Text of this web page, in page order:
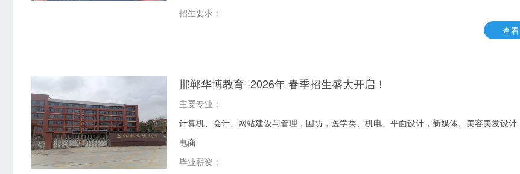
招生要求：
查看
邯郸华博教育 ·2026年 春季招生盛大开启！
主要专业：
计算机、会计、网站建设与管理，国防，医学类、机电、平面设计，新媒体、美容美发设计、
电商
毕业薪资：